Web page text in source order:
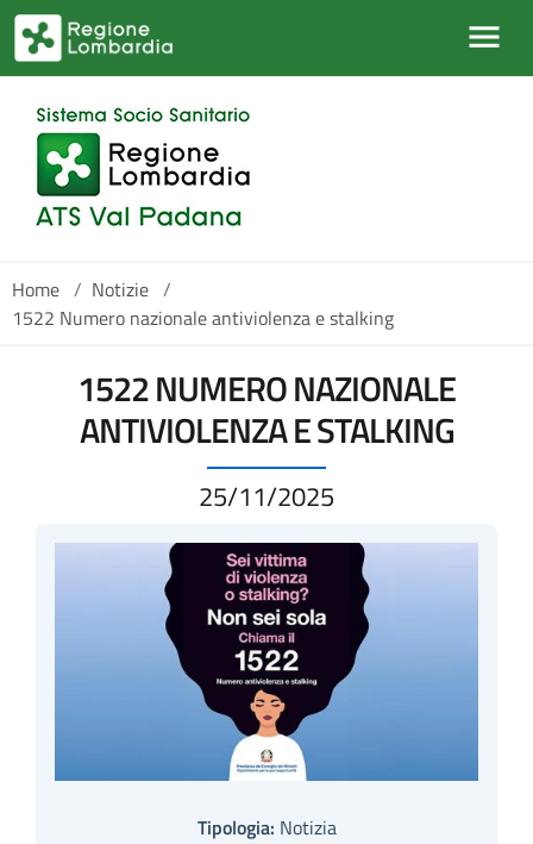
Salta al contenuto principale
Home / Notizie /
1522 Numero nazionale antiviolenza e stalking
1522 NUMERO NAZIONALE
ANTIVIOLENZA E STALKING
25/11/2025
Tipologia: Notizia